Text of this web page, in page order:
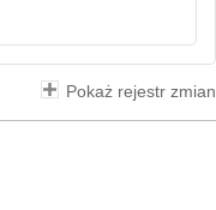
Pokaż rejestr zmian